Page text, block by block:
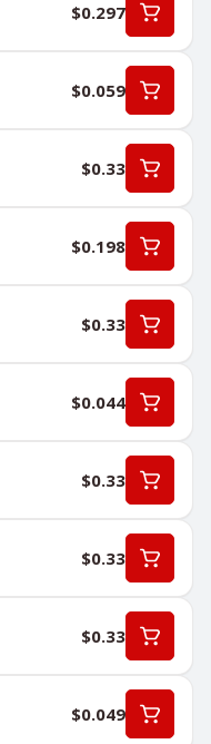
$0.297
$0.059
$0.33
$0.198
$0.33
$0.044
$0.33
$0.33
$0.33
$0.049